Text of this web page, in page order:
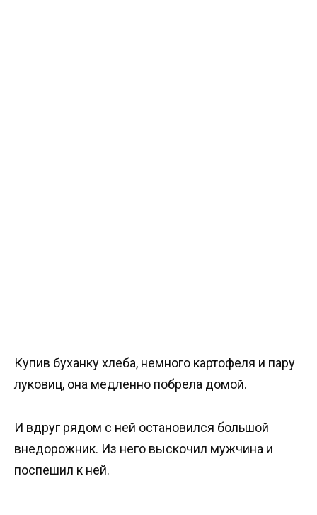
Купив буханку хлеба, немного картофеля и пару
луковиц, она медленно побрела домой.
И вдруг рядом с ней остановился большой
внедорожник. Из него выскочил мужчина и
поспешил к ней.